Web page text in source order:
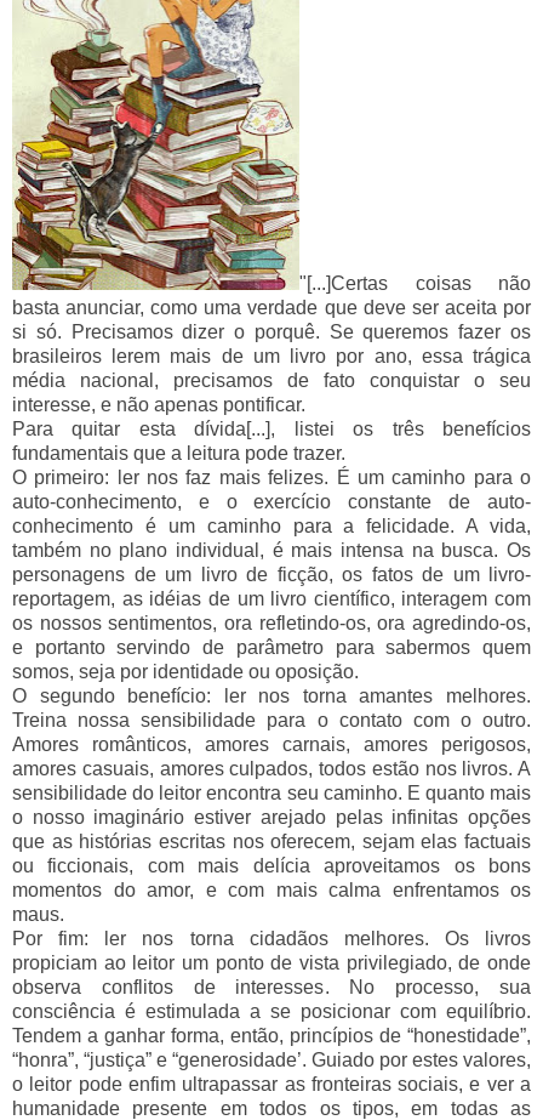
"[...]Certas coisas não
basta anunciar, como uma verdade que deve ser aceita por
si só. Precisamos dizer o porquê. Se queremos fazer os
brasileiros lerem mais de um livro por ano, essa trágica
média nacional, precisamos de fato conquistar o seu
interesse, e não apenas pontificar.
Para quitar esta dívida[...], listei os três benefícios
fundamentais que a leitura pode trazer.
O primeiro: ler nos faz mais felizes. É um caminho para o
auto-conhecimento, e o exercício constante de auto-
conhecimento é um caminho para a felicidade. A vida,
também no plano individual, é mais intensa na busca. Os
personagens de um livro de ficção, os fatos de um livro-
reportagem, as idéias de um livro científico, interagem com
os nossos sentimentos, ora refletindo-os, ora agredindo-os,
e portanto servindo de parâmetro para sabermos quem
somos, seja por identidade ou oposição.
O segundo benefício: ler nos torna amantes melhores.
Treina nossa sensibilidade para o contato com o outro.
Amores românticos, amores carnais, amores perigosos,
amores casuais, amores culpados, todos estão nos livros. A
sensibilidade do leitor encontra seu caminho. E quanto mais
o nosso imaginário estiver arejado pelas infinitas opções
que as histórias escritas nos oferecem, sejam elas factuais
ou ficcionais, com mais delícia aproveitamos os bons
momentos do amor, e com mais calma enfrentamos os
maus.
Por fim: ler nos torna cidadãos melhores. Os livros
propiciam ao leitor um ponto de vista privilegiado, de onde
observa conflitos de interesses. No processo, sua
consciência é estimulada a se posicionar com equilíbrio.
Tendem a ganhar forma, então, princípios de “honestidade”,
“honra”, “justiça” e “generosidade’. Guiado por estes valores,
o leitor pode enfim ultrapassar as fronteiras sociais, e ver a
humanidade presente em todos os tipos, em todas as